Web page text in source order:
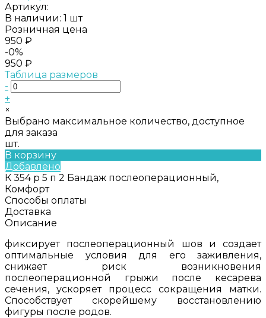
Артикул:
В наличии: 1 шт
Розничная цена
950 ₽
-0%
950 ₽
Таблица размеров
-
+
×
Выбрано максимальное количество, доступное
для заказа
шт.
В корзину
Добавлено
К 354 р 5 п 2 Бандаж послеоперационный,
Комфорт
Способы оплаты
Доставка
Описание
фиксирует послеоперационный шов и создает
оптимальные условия для его заживления,
снижает риск возникновения
послеоперационной грыжи после кесарева
сечения, ускоряет процесс сокращения матки.
Cпособствует скорейшему восстановлению
фигуры после родов.